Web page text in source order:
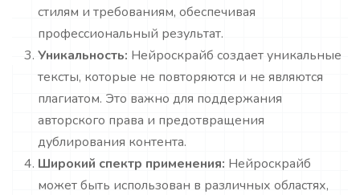
стилям и требованиям, обеспечивая
профессиональный результат.
Уникальность: Нейроскрайб создает уникальные
тексты, которые не повторяются и не являются
плагиатом. Это важно для поддержания
авторского права и предотвращения
дублирования контента.
Широкий спектр применения: Нейроскрайб
может быть использован в различных областях,